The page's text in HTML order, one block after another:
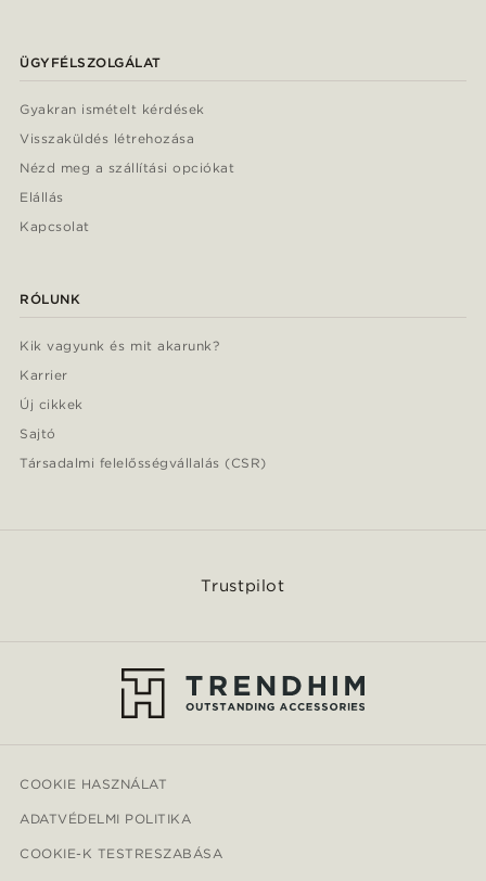
ÜGYFÉLSZOLGÁLAT
Gyakran ismételt kérdések
Visszaküldés létrehozása
Nézd meg a szállítási opciókat
Elállás
Kapcsolat
RÓLUNK
Kik vagyunk és mit akarunk?
Karrier
Új cikkek
Sajtó
Társadalmi felelősségvállalás (CSR)
Trustpilot
COOKIE HASZNÁLAT
ADATVÉDELMI POLITIKA
COOKIE-K TESTRESZABÁSA